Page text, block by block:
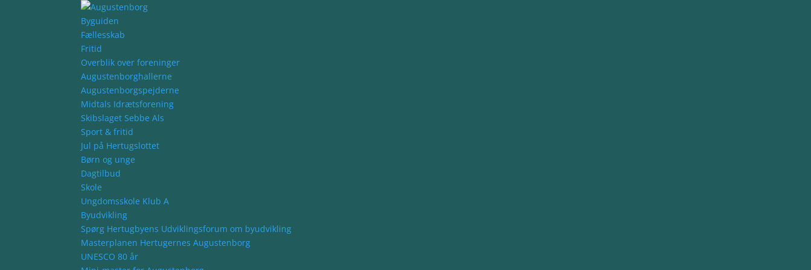
Byguiden
Fællesskab
Fritid
Overblik over foreninger
Augustenborghallerne
Augustenborgspejderne
Midtals Idrætsforening
Skibslaget Sebbe Als
Sport & fritid
Jul på Hertugslottet
Børn og unge
Dagtilbud
Skole
Ungdomsskole Klub A
Byudvikling
Spørg Hertugbyens Udviklingsforum om byudvikling
Masterplanen Hertugernes Augustenborg
UNESCO 80 år